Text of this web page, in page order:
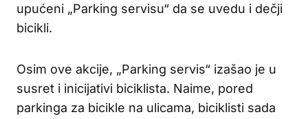
upućeni „Parking servisu“ da se uvedu i dečji
bicikli.
Osim ove akcije, „Parking servis“ izašao je u
susret i inicijativi biciklista. Naime, pored
parkinga za bicikle na ulicama, biciklisti sada